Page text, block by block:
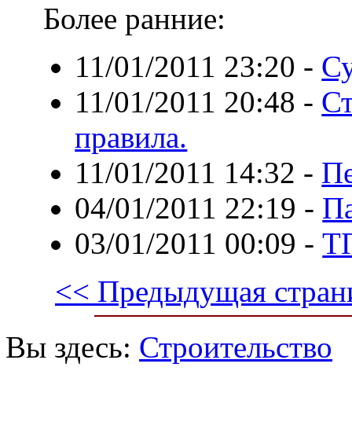
Более ранние:
11/01/2011 23:20 -
11/01/2011 20:48 -
правила.
11/01/2011 14:32 -
04/01/2011 22:19 -
03/01/2011 00:09 -
<< Предыдущая
Вы здесь: Строительство